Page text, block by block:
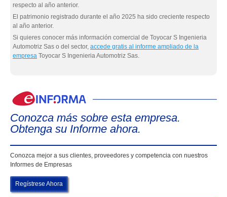
respecto al año anterior.
El patrimonio registrado durante el año 2025 ha sido creciente respecto
al año anterior.
Si quieres conocer más información comercial de Toyocar S Ingenieria
Automotriz Sas o del sector, accede gratis al informe ampliado de la
empresa Toyocar S Ingenieria Automotriz Sas.
Conozca más sobre esta empresa.
Obtenga su Informe ahora.
Conozca mejor a sus clientes, proveedores y competencia con nuestros
Informes de Empresas
Regístrese Ahora